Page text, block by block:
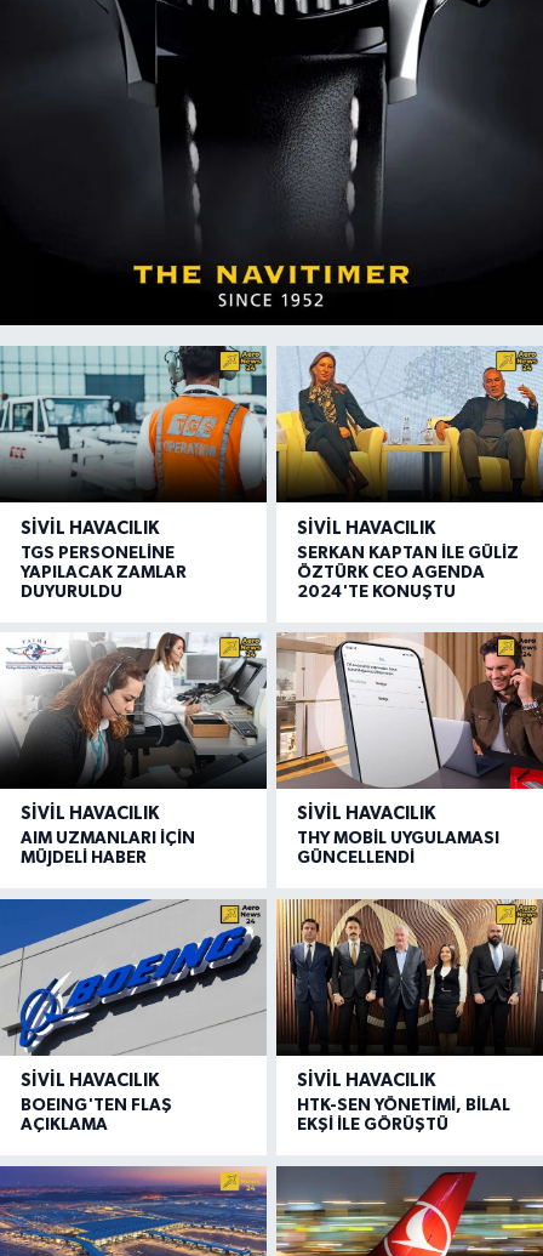
SIVIL HAVACILIK
TGS PERSONELİNE
YAPILACAK ZAMLAR
DUYURULDU
SIVIL HAVACILIK
SERKAN KAPTAN İLE GÜLİZ
ÖZTÜRK CEO AGENDA
2024'TE KONUŞTU
SIVIL HAVACILIK
AIM UZMANLARI İÇİN
MÜJDELİ HABER
SIVIL HAVACILIK
THY MOBİL UYGULAMASI
GÜNCELLENDİ
SIVIL HAVACILIK
BOEING'TEN FLAŞ
AÇIKLAMA
SIVIL HAVACILIK
HTK-SEN YÖNETİMİ, BİLAL
EKŞİ İLE GÖRÜŞTÜ